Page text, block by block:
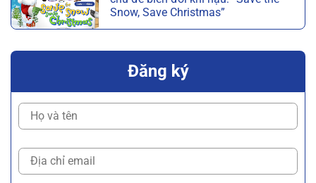
Snow, Save Christmas”
Đăng ký